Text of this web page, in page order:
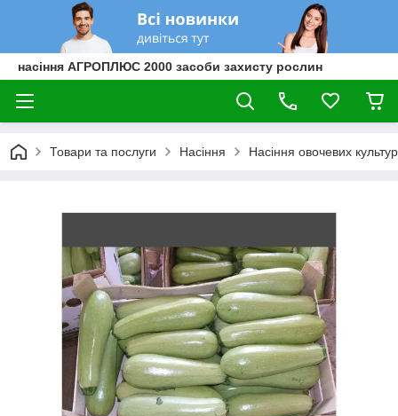
насіння АГРОПЛЮС 2000 засоби захисту рослин
Товари та послуги Насіння Насіння овочевих культур